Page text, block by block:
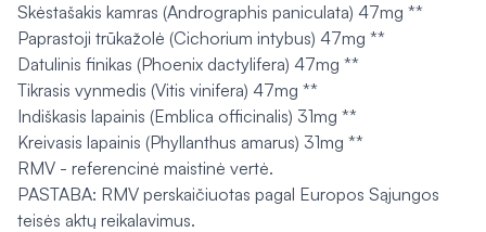
Skėstašakis kamras (Andrographis paniculata) 47mg **
Paprastoji trūkažolė (Cichorium intybus) 47mg **
Datulinis finikas (Phoenix dactylifera) 47mg **
Tikrasis vynmedis (Vitis vinifera) 47mg **
Indiškasis lapainis (Emblica officinalis) 31mg **
Kreivasis lapainis (Phyllanthus amarus) 31mg **
RMV - referencinė maistinė vertė.
PASTABA: RMV perskaičiuotas pagal Europos Sąjungos
teisės aktų reikalavimus.